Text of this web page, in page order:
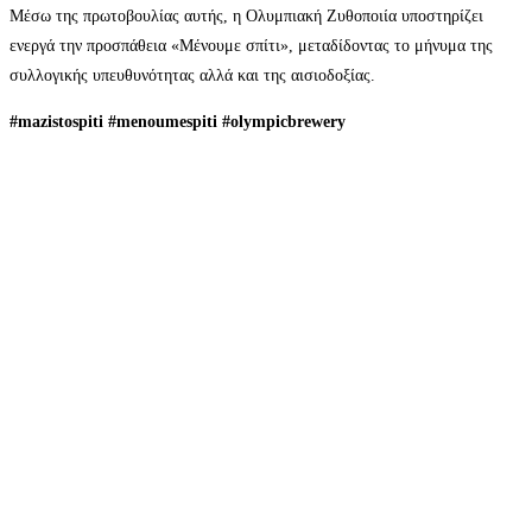
Μέσω της πρωτοβουλίας αυτής, η Ολυμπιακή Ζυθοποιία υποστηρίζει
ενεργά την προσπάθεια «Mένουμε σπίτι», μεταδίδοντας το μήνυμα της
συλλογικής υπευθυνότητας αλλά και της αισιοδοξίας.
#mazistospiti #menoumespiti #olympicbrewery